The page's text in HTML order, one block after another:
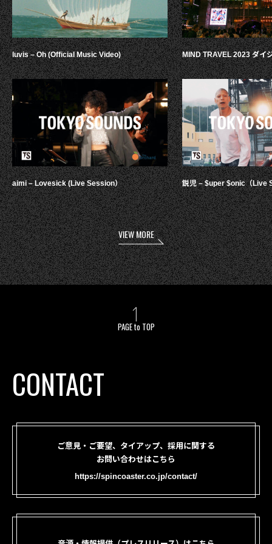
luvis – Oh (Official Music Video)
aimi – Lovesick (Live Session）
MIND TRAVEL 2023 ダイ
鋭児 – $uper $onic（Live
VIEW MORE
PAGE to TOP
CONTACT
ご意見・ご要望、タイアップ、採用に関する
お問い合わせはこちら
https://spincoaster.co.jp/contact/